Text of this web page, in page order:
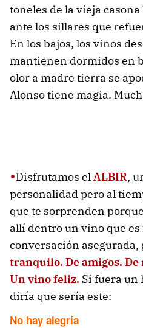
toneles de la vieja
ante los sillares que
En los bajos, los vinos
mantienen dormidos en
olor a madre tierra se
Alonso tiene magia.
•Disfrutamos elALBIR,
personalidad pero al
que te sorprenden
allí dentro un vino que es
conversación asegurada,
tranquilo. De amigos. De
Un vino feliz. Si fuera un
diría que sería este:
No hay alegría